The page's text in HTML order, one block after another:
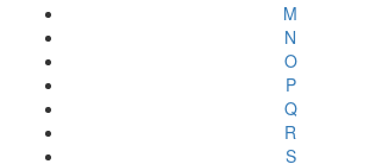
M
N
O
P
Q
R
S